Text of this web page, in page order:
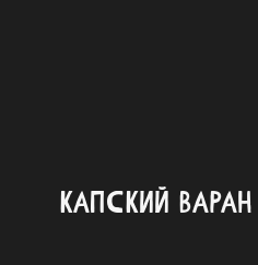
КАПСКИЙ ВАРАН